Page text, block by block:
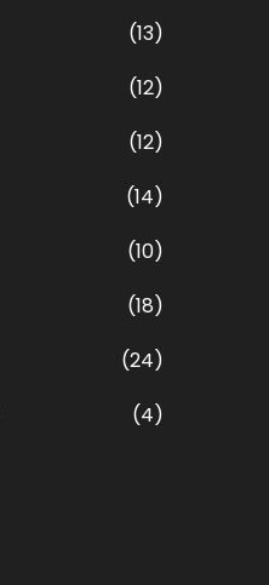
(13)
(12)
(12)
(14)
(10)
(18)
(24)
(4)